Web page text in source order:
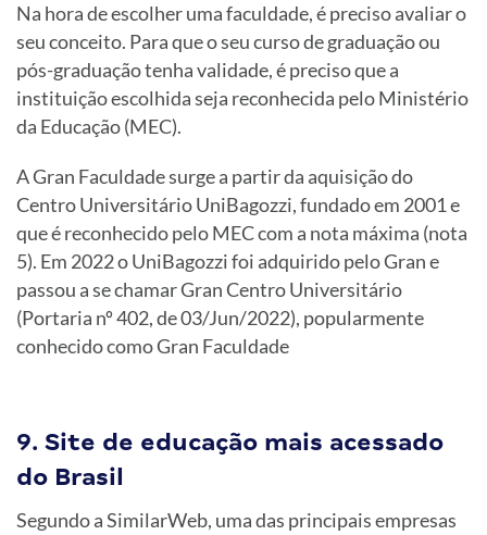
Na hora de escolher uma faculdade, é preciso avaliar o
seu conceito. Para que o seu curso de graduação ou
pós-graduação tenha validade, é preciso que a
instituição escolhida seja reconhecida pelo Ministério
da Educação (MEC).
A Gran Faculdade surge a partir da aquisição do
Centro Universitário UniBagozzi, fundado em 2001 e
que é reconhecido pelo MEC com a nota máxima (nota
5). Em 2022 o UniBagozzi foi adquirido pelo Gran e
passou a se chamar Gran Centro Universitário
(Portaria nº 402, de 03/Jun/2022), popularmente
conhecido como Gran Faculdade
9. Site de educação mais acessado
do Brasil
Segundo a SimilarWeb, uma das principais empresas